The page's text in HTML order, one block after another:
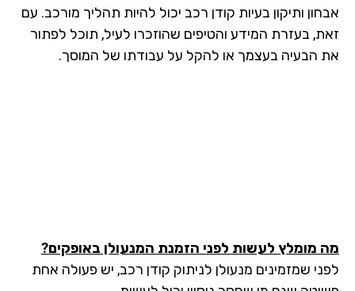
ותיקון בעיות קודן רכב יכול להיות תהליך מורכב. עם
בעזרת המידע והטיפים שהוזכרו לעיל, תוכל לפתור
הבעיה בעצמך או להקל על עבודתו של המוסך.
מומלץ לעשות לפני הזמנת המנעולן באופקים?
שמזמינים מנעולן לניתוק קודן רכב, יש פעולה אחת